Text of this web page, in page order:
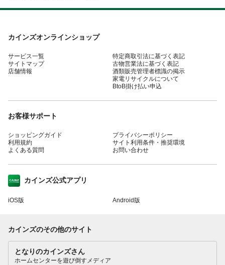
カインズオンラインショップ
サービス一覧
サイトマップ
店舗情報
特定商取引法に基づく表記
古物営業法に基づく表記
酒類販売管理者標識の掲示
家電リサイクルについて
BtoB掛け払い申込
お客様サポート
ショッピングガイド
利用規約
よくある質問
プライバシーポリシー
サイト利用条件・推奨環境
お問い合わせ
カインズ公式アプリ
iOS版 Android版
カインズのその他のサイト
となりのカインズさん
ホームセンターを遊び倒すメディア